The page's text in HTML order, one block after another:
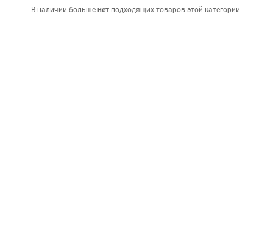
В наличии больше нет подходящих товаров этой категории.